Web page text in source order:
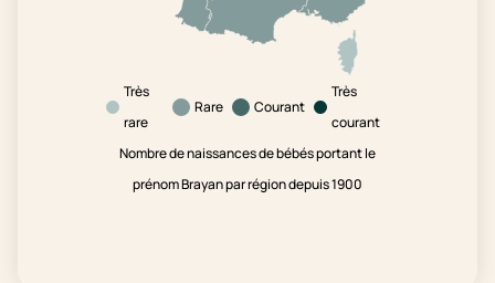
Très
rare
Rare Courant
Très
courant
Nombre de naissances de bébés portant le
prénom Brayan par région depuis 1900